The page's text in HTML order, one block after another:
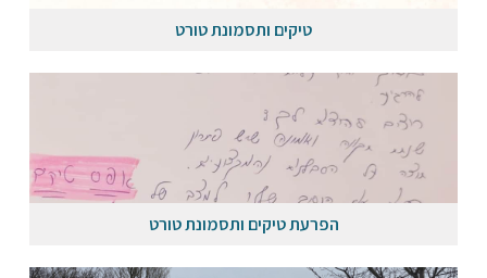
טיקים ותסמונת טורט
הפרעת טיקים ותסמונת טורט